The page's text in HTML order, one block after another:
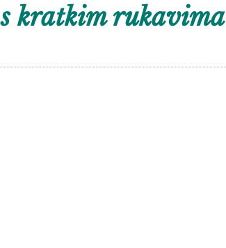
kratkim rukavima